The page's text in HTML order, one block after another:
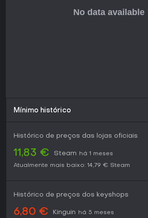
centrais são jogáveis, mas muitas
Mínimo histórico
Histórico de preços das lojas oficiais
11,83 € Steam
há 1 meses
Atualmente mais baixo: 14,79 € Steam
Histórico de preços dos keyshops
6,80 € Kinguin há 5 meses